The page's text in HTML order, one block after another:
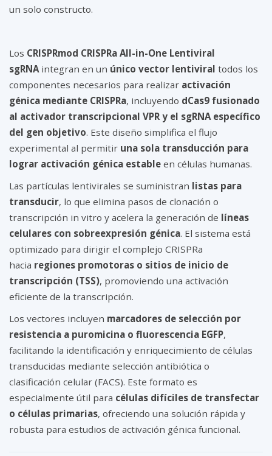
un solo constructo.
Los CRISPRmod CRISPRa All-in-One Lentiviral
sgRNAintegran en un único vector lentiviral todos los
componentes necesarios para realizar activación
génica mediante CRISPRa, incluyendo dCas9 fusionado
al activador transcripcional VPR y el sgRNA específico
del gen objetivo. Este diseño simplifica el flujo
experimental al permitir una sola transducción para
lograr activación génica estable en células humanas.
Las partículas lentivirales se suministran listas para
transducir, lo que elimina pasos de clonación o
transcripción in vitro y acelera la generación de líneas
celulares con sobreexpresión génica. El sistema está
optimizado para dirigir el complejo CRISPRa
hacia regiones promotoras o sitios de inicio de
transcripción (TSS), promoviendo una activación
eficiente de la transcripción.
Los vectores incluyen marcadores de selección por
resistencia a puromicina o fluorescencia EGFP,
facilitando la identificación y enriquecimiento de células
transducidas mediante selección antibiótica o
clasificación celular (FACS). Este formato es
especialmente útil para células difíciles de transfectar
o células primarias, ofreciendo una solución rápida y
robusta para estudios de activación génica funcional.